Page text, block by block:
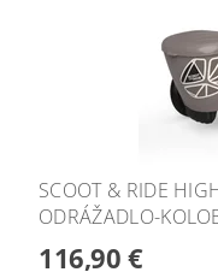
SCOOT & RIDE
ODRÁŽADLO-
116,90 €